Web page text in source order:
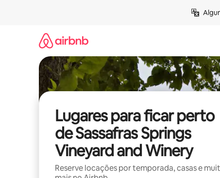
Lugares para ficar perto
de Sassafras Springs
Vineyard and Winery
Reserve locações por temporada, casas e